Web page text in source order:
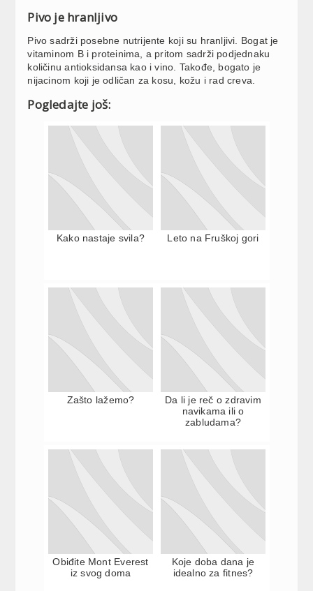
Pivo je hranljivo
Pivo sadrži posebne nutrijente koji su hranljivi. Bogat je
vitaminom B i proteinima, a pritom sadrži podjednaku
količinu antioksidansa kao i vino. Takođe, bogato je
nijacinom koji je odličan za kosu, kožu i rad creva.
Pogledajte još:
Kako nastaje svila? Leto na Fruškoj gori
Zašto lažemo?
Da li je reč o zdravim
navikama ili o
zabludama?
Obiđite Mont Everest
iz svog doma
Koje doba dana je
idealno za fitnes?